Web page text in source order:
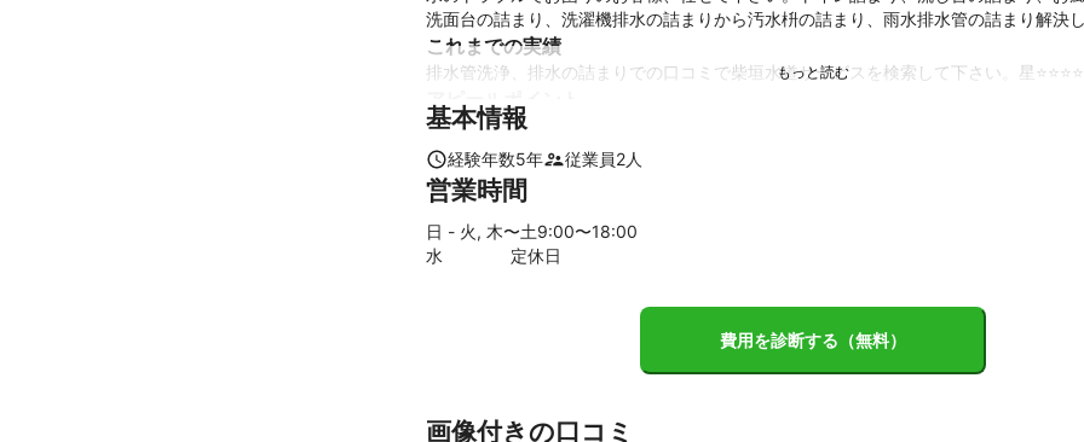
洗面台の詰まり、洗濯機排水の詰まりから汚水枡の詰まり、雨水排水管の詰まり解決し
これまでの実績
排水管洗浄、排水の詰まりでの口コミで柴垣水道サービスを検索して下さい。星
アピールポイント
プロとしてお客様のご要望を解決します！
基本情報
経験年数5年 従業員2人
営業時間
日 - 火, 木〜土9:00〜18:00
水
定休日
費用を診断する（無料）
画像付きの口コミ